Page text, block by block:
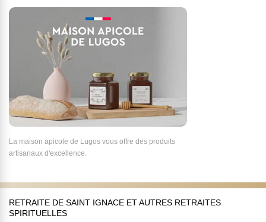
La maison apicole de Lugos vous offre des produits
artisanaux d'excellence.
RETRAITE DE SAINT IGNACE ET AUTRES RETRAITES
SPIRITUELLES